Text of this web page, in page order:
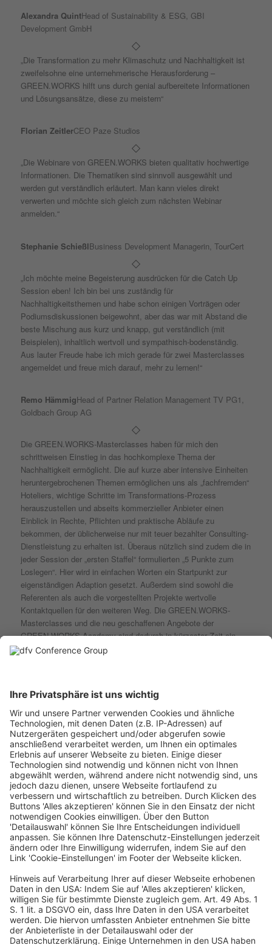
Alexandra QuintHead of Sustainability & ESG, GBI
Development GmbH
„Die Transformation zu mehr Klimaschutz und Nachhaltigkeit ist
zweifelsohne eine unternehmerische Herausforderung –
GREEN.WORKS hilft uns durch genial aufbereitete Informationen
und Lösungsansätze, diese zu meistern“
Florian ZeitlerCEO Paze Studios
„Die Webinare von GREEN.WORKS bieten qualitativ hochwertige
Informationen. Die Thematiken sind sinnvoll ausgewählt und
werden gut verständlich erläutert. Man kann vieles direkt
verwerten und möchte sich gleich zum nächsten Webinar
anmelden.“
Stephanie SchießlBusiness Development Managerin, TourCert
„Ich möchte meine Begeisterung ausdrücken für die Catch Up
Session eben! Ich bin bei uns zuständig für
Nachhaltigkeitsthemen und habe schon einigen Vorträgen oder
Podiumsdiskussionen beigewohnt, aber das war mit Abstand die
beste Mischung aus kurz und knapp, gut verständlich (mit
Beispielen), inhaltlich wertvoll und sympathisch-bodenständig.
Aus lauter Freude habe ich mich gerade für zwei Masterclasses
angemeldet und freue mich darauf, mehr zu lernen!“
Remo HämmigHead of Partner Relation Management TV PG1,
Goldbach Group AG
Die GREEN.WORKS-Masterclasses haben für mich den
schrittweisen Einstieg in das hochkomplexe Thema der
Nachhaltigkeit ermöglicht. Die auf kurze aber intensive Einheiten
heruntergebrochenen Themen ermöglichen uns als „fachfremden“
Hoteliers, wichtige Schritte im Transformations-Prozess
herauszustellen und abseits kommerzieller Anbieter einen
Einblick in Rechte, Pflichten und praktische Abläufe zu
bekommen, der üblicherweise nur mit teuer bezahlter Consulting-
Dienstleistung zu erhalten ist. Überaus nützlich sind zudem die in
jeder Session der „ersten Staffel“ formulierten „5 Punkte zum
Loslegen“. Hier wird in einfachen Worten ein Startpunkt zur
eigenständigen Adaption gesetzt. Außerdem sind sowohl die
Referenten als auch die vorgestellten Projekte wertvolle
Kontaktquellen für den weiteren Weg. Die GREEN.WORKS-
Masterclasses und die neu geschaffenen Angebote der
GREEN.WORKS Academy sind dadurch in kürzester Zeit ein
wertvoller Impuls auf dem Weg der Hotellerie zu nachhaltigerem
GmbH & Co. LKG
Zeigen Sie Ihre Expertise: Werden Sie
Partner der GREEN.WORKS Academy
Ihre Ansprechpartnerin:
Heidrun Dangl
GREEN.WORKS
Tel: +49 69 7595-2563
Email:Heidrun.Dangl@dfv.de